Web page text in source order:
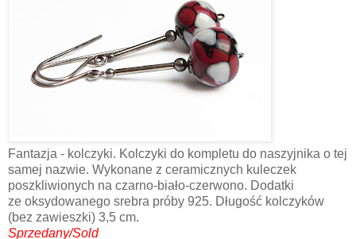
Fantazja - kolczyki. Kolczyki do kompletu do naszyjnika o tej
samej nazwie. Wykonane z ceramicznych kuleczek
poszkliwionych na czarno-biało-czerwono. Dodatki
ze oksydowanego srebra próby 925. Długość kolczyków
(bez zawieszki) 3,5 cm.
Sprzedany/Sold